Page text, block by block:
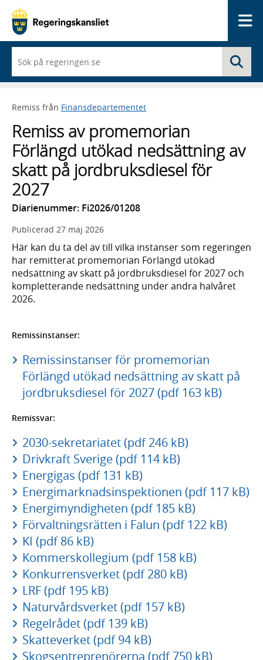
du
börjar
skriva
framträder
lista
med
sökförslag
Remiss från Finansdepartementet
Remiss av promemorian
Förlängd utökad nedsättning av
skatt på jordbruksdiesel för
2027
Diarienummer: Fi2026/01208
Publicerad 27 maj 2026
Här kan du ta del av till vilka instanser som regeringen
har remitterat promemorian Förlängd utökad
nedsättning av skatt på jordbruksdiesel för 2027 och
kompletterande nedsättning under andra halvåret
2026.
Remissinstanser:
Remissinstanser för promemorian
Förlängd utökad nedsättning av skatt på
jordbruksdiesel för 2027 (pdf 163 kB)
Remissvar:
2030-sekretariatet (pdf 246 kB)
Drivkraft Sverige (pdf 114 kB)
Energigas (pdf 131 kB)
Energimarknadsinspektionen (pdf 117 kB)
Energimyndigheten (pdf 185 kB)
Förvaltningsrätten i Falun (pdf 122 kB)
KI (pdf 86 kB)
Kommerskollegium (pdf 158 kB)
Konkurrensverket (pdf 280 kB)
LRF (pdf 195 kB)
Naturvårdsverket (pdf 157 kB)
Regelrådet (pdf 139 kB)
Skatteverket (pdf 94 kB)
Skogsentreprenörerna (pdf 750 kB)